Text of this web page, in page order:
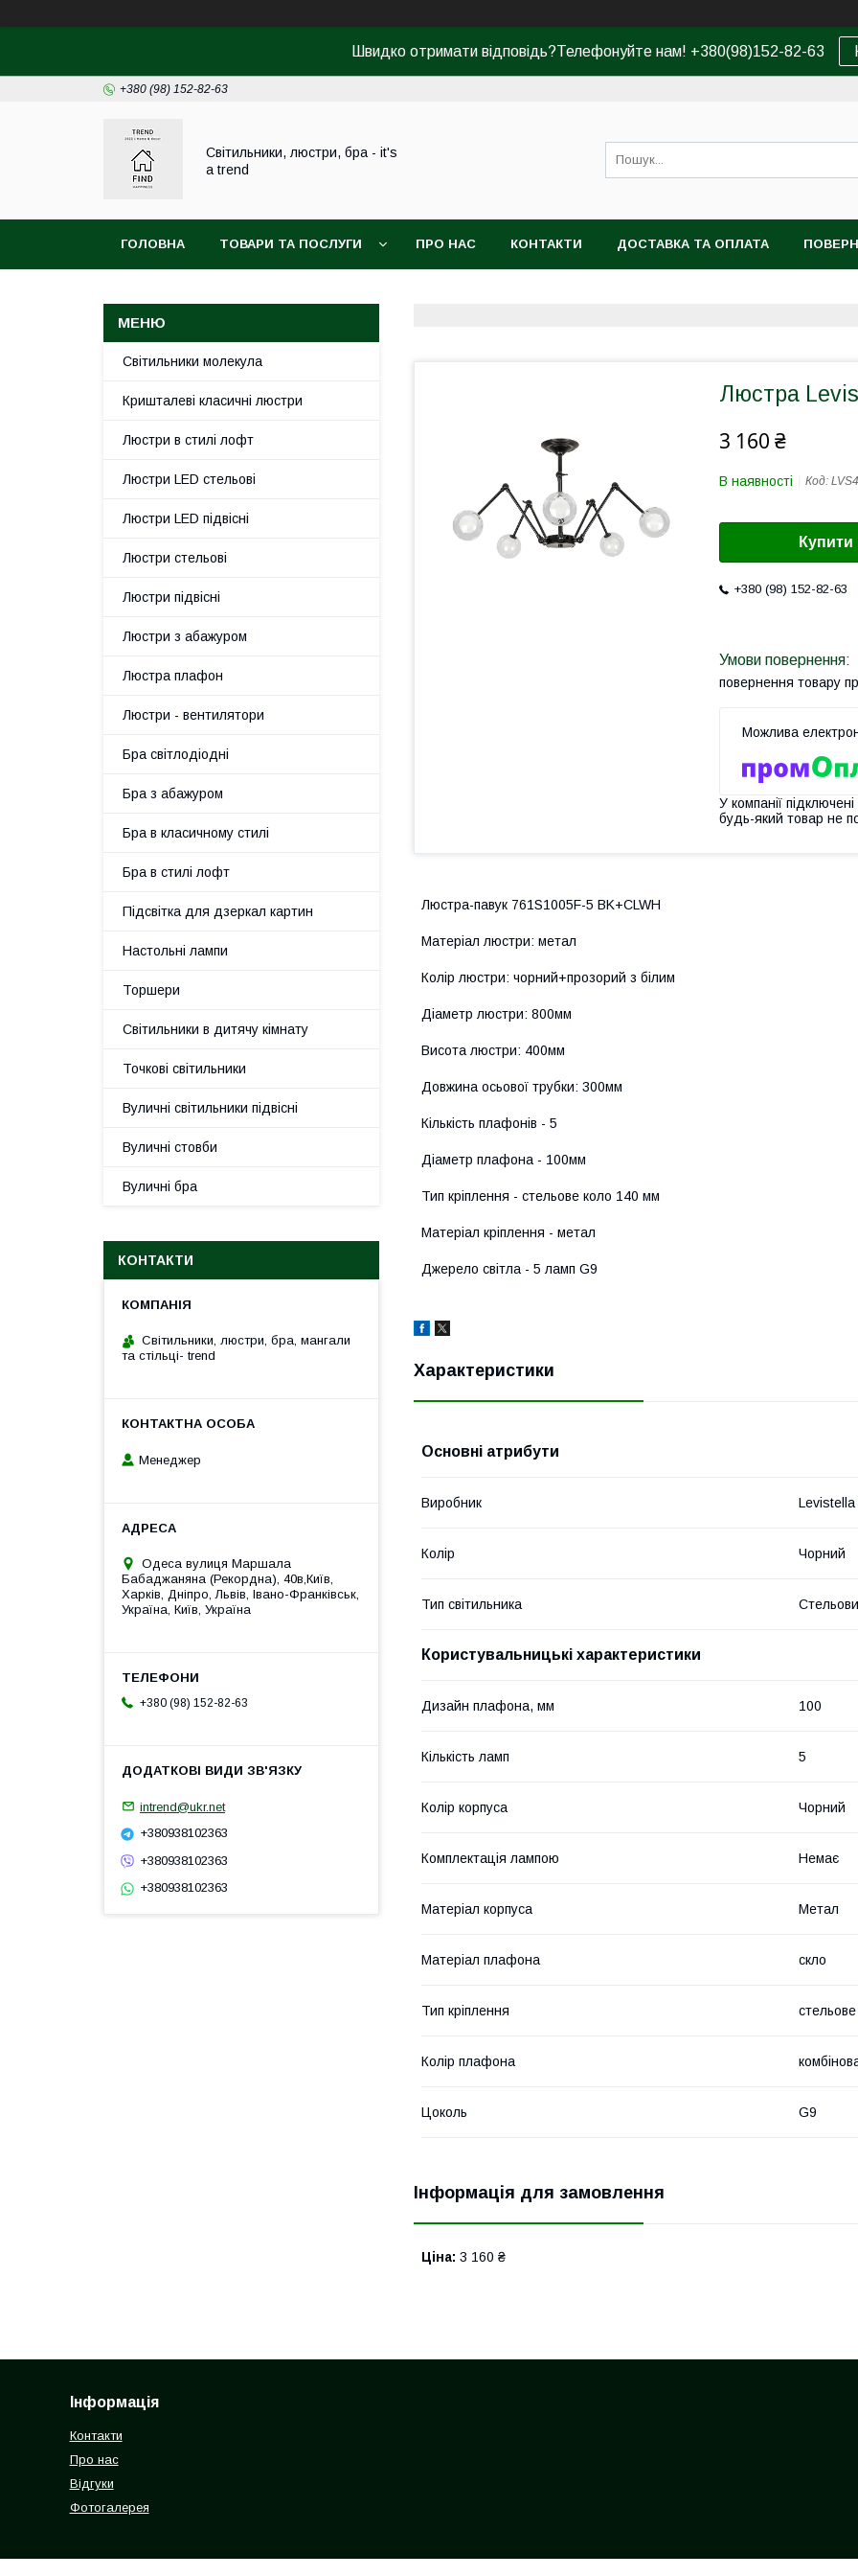
Швидко отримати відповідь?Телефонуйте нам! +380(98)152-82-63
+380 (98) 152-82-63
Світильники, люстри, бра - it's
a trend
ГОЛОВНА ТОВАРИ ТА ПОСЛУГИ ПРО НАС КОНТАКТИ ДОСТАВКА ТА ОПЛАТА
Люстра
3 160 ₴
В наявності Код:
Купити
+380 (98) 152-82-63
повернення товару
У компанії
будь-який товар не
Люстра-павук 761S1005F-5 BK+CLWH
Матеріал люстри: метал
Колір люстри: чорний+прозорий з білим
Діаметр люстри: 800мм
Висота люстри: 400мм
Довжина осьової трубки: 300мм
Кількість плафонів - 5
Діаметр плафона - 100мм
Тип кріплення - стельове коло 140 мм
Матеріал кріплення - метал
Джерело світла - 5 ламп G9
Характеристики
Основні атрибути
Виробник Levistella
Колір Чорний
Тип світильника
Користувальницькі характеристики
Дизайн плафона, мм 100
Кількість ламп 5
Колір корпуса Чорний
Комплектація лампою Немає
Матеріал корпуса Метал
Матеріал плафона скло
Тип кріплення
Колір плафона
Цоколь G9
Інформація для замовлення
Ціна: 3 160 ₴
Світильники молекула
Кришталеві класичні люстри
Люстри в стилі лофт
Люстри LED стельові
Люстри LED підвісні
Люстри стельові
Люстри підвісні
Люстри з абажуром
Люстра плафон
Люстри - вентилятори
Бра світлодіодні
Бра з абажуром
Бра в класичному стилі
Бра в стилі лофт
Підсвітка для дзеркал картин
Настольні лампи
Торшери
Світильники в дитячу кімнату
Точкові світильники
Вуличні світильники підвісні
Вуличні стовби
Вуличні бра
КОНТАКТИ
Cвітильники, люстри, бра, мангали
та стільці- trend
Менеджер
Одеса вулиця Маршала
Бабаджаняна (Рекордна), 40в,Київ,
Харків, Дніпро, Львів, Івано-Франківськ,
Україна, Київ, Україна
+380 (98) 152-82-63
intrend@ukr.net
+380938102363
+380938102363
+380938102363
Інформація
Контакти
Про нас
Відгуки
Фотогалерея